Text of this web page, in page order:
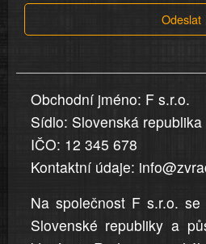
v
jsou
přesná
a
úplná
Odeslat
Obchodní jméno: F s.r.o.
Sídlo: Slovenská republika
IČO: 12 345 678
Kontaktní údaje:
Na společnost F s.r.o.
Slovenské republiky a